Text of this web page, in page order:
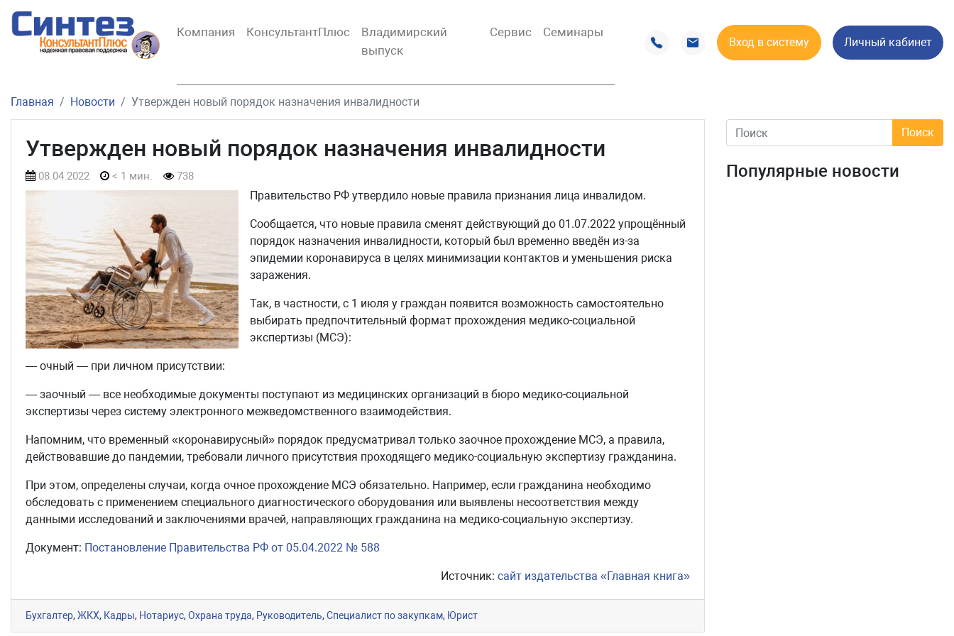
Компания КонсультантПлюс
Владимирский
выпуск
Сервис Семинары
Вход в систему Личный кабинет
Главная Новости Утвержден новый порядок назначения инвалидности
Утвержден новый порядок назначения инвалидности
08.04.2022 < 1 мин. 738
Правительство РФ утвердило новые правила признания лица инвалидом.
Сообщается, что новые правила сменят действующий до 01.07.2022 упрощённый
порядок назначения инвалидности, который был временно введён из-за
эпидемии коронавируса в целях минимизации контактов и уменьшения риска
заражения.
Так, в частности, с 1 июля у граждан появится возможность самостоятельно
выбирать предпочтительный формат прохождения медико-социальной
экспертизы (МСЭ):
— очный — при личном присутствии:
— заочный — все необходимые документы поступают из медицинских организаций в бюро медико-социальной
экспертизы через систему электронного межведомственного взаимодействия.
Напомним, что временный «коронавирусный» порядок предусматривал только заочное прохождение МСЭ, а правила,
действовавшие до пандемии, требовали личного присутствия проходящего медико-социальную экспертизу гражданина.
При этом, определены случаи, когда очное прохождение МСЭ обязательно. Например, если гражданина необходимо
обследовать с применением специального диагностического оборудования или выявлены несоответствия между
данными исследований и заключениями врачей, направляющих гражданина на медико-социальную экспертизу.
Документ: Постановление Правительства РФ от 05.04.2022 № 588
Источник: сайт издательства «Главная книга»
Бухгалтер,ЖКХ, Кадры, Нотариус,Охрана труда, Руководитель,Специалист по закупкам, Юрист
Популярные новости